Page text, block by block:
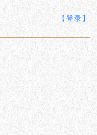
【登录】